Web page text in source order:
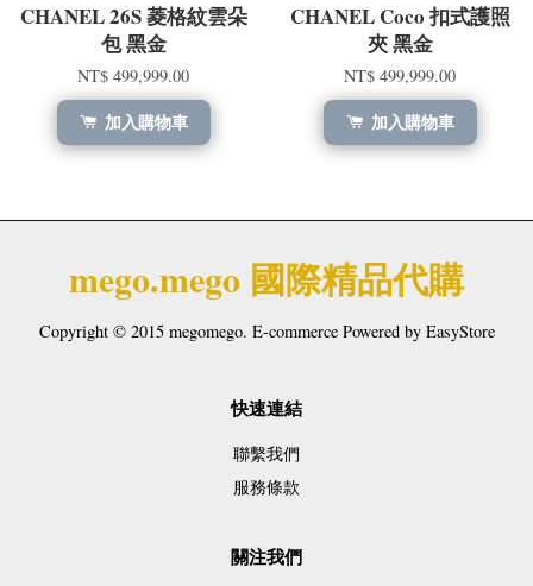
CHANEL 26S 菱格紋雲朵
包 黑金
NT$ 499,999.00
加入購物車
CHANEL Coco 扣式護照
夾 黑金
NT$ 499,999.00
加入購物車
mego.mego 國際精品代購
Copyright © 2015 megomego. E-commerce Powered by EasyStore
快速連結
聯繫我們
服務條款
關注我們